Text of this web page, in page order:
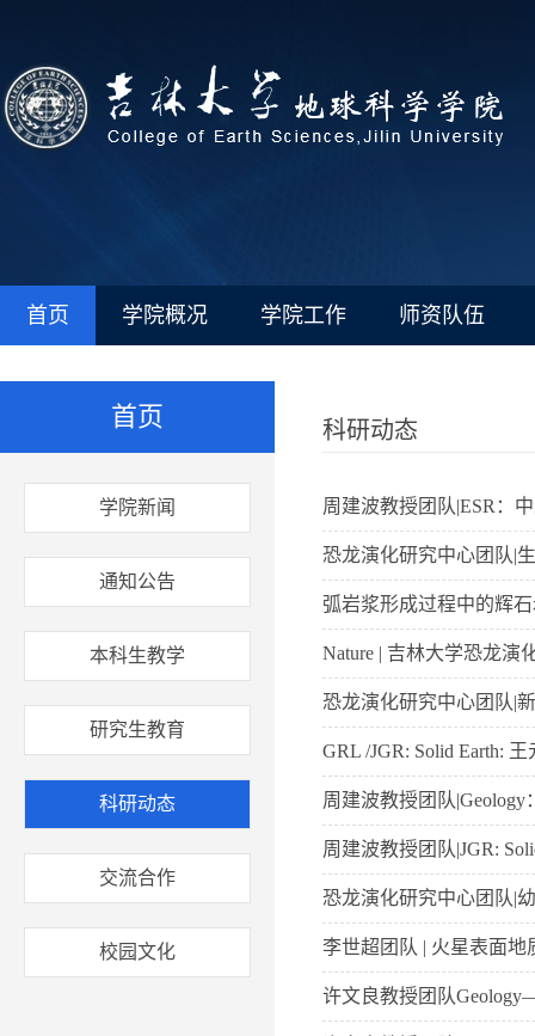
首页 学院概况 学院工作 师资队伍
首页
学院新闻
通知公告
本科生教学
研究生教育
科研动态
交流合作
校园文化
科研动态
周建波教授团队|ESR：
恐龙演化研究中心团队|
弧岩浆形成过程中的辉
Nature | 吉林大学恐龙演
恐龙演化研究中心团队|
GRL /JGR: Solid Earth:
周建波教授团队
周建波教授团队|JGR:
恐龙演化研究中心团队|
李世超团队 | 火星表面
许文良教授团队